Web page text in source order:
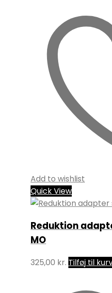
Add to wishlist
Quick View
Reduktion
MO
325,00 kr. Tilføj til